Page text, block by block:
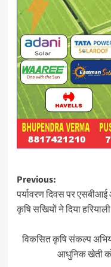
Post
navigation
Previous:
पर्यावरण दिवस पर
कृषि सखियों ने दिया
विकसित कृषि संकल्प
आधुनिक खेती